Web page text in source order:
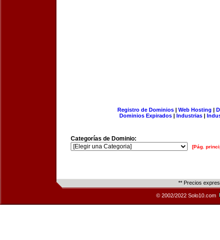
Registro de Dominios| Web Hosting |
Dominios Expirados | Industrias |
Categorías de Dominio:
[Pág.
** Precios
© 2002/2022 Solo10.com